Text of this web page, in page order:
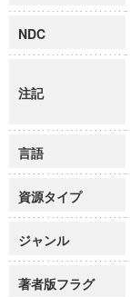
NDC
注記
言語
資源タイプ
ジャンル
著者版フラグ